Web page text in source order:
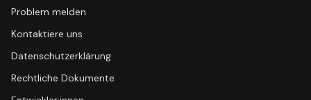
Problem melden
Kontaktiere uns
Datenschutzerklärung
Rechtliche Dokumente